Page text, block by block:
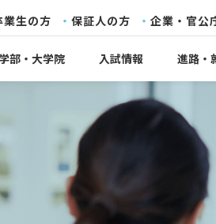
生の方 保証人の方 企業・官公
部・大学院 入試情報 進路・